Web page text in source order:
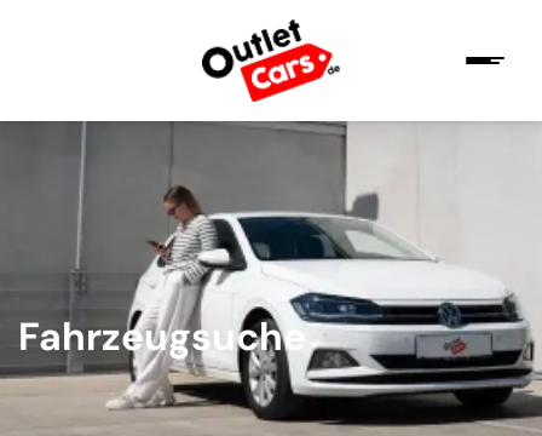
Fahrzeugsuche